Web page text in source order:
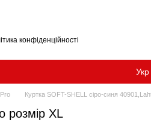
конфіденційності
Укр
Куртка SOFT-SHELL сіро-синя
розмір XL